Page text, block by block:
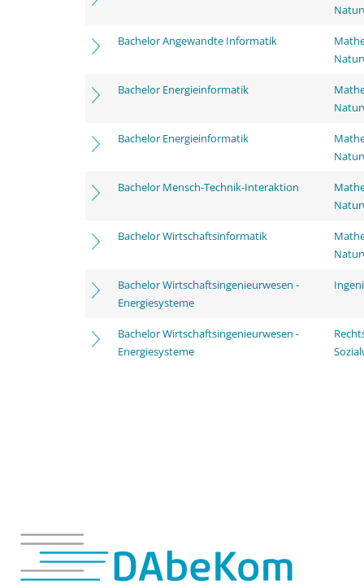
Bachelor Angewandte Informatik
Bachelor Energieinformatik
Bachelor Energieinformatik
Bachelor Mensch-Technik-Interaktion
Bachelor Wirtschaftsinformatik
Bachelor Wirtschaftsingenieurwesen -
Energiesysteme
Bachelor Wirtschaftsingenieurwesen -
Energiesysteme